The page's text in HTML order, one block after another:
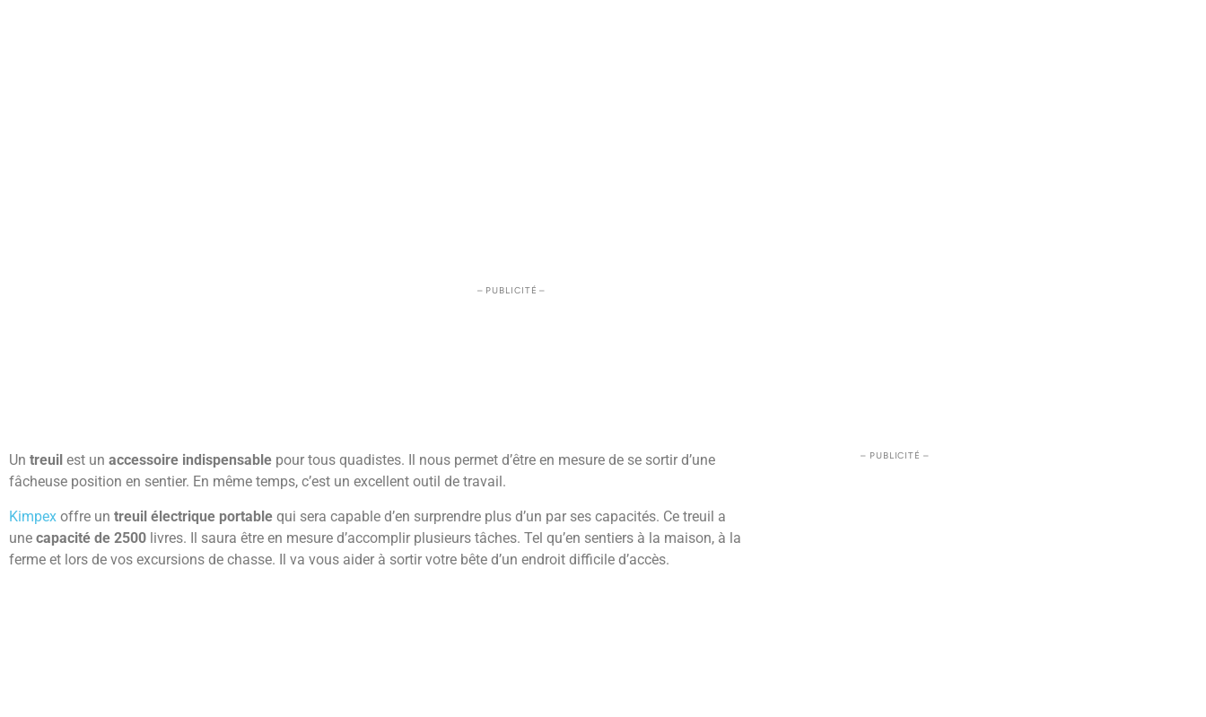
– PUBLICITÉ –
Un treuil est un accessoire indispensable pour tous quadistes. Il nous permet d’être en mesure de se sortir d’une
fâcheuse position en sentier. En même temps, c’est un excellent outil de travail.
Kimpex offre un treuil électrique portable qui sera capable d’en surprendre plus d’un par ses capacités. Ce treuil a
une capacité de 2500 livres. Il saura être en mesure d’accomplir plusieurs tâches. Tel qu’en sentiers à la maison, à la
ferme et lors de vos excursions de chasse. Il va vous aider à sortir votre bête d’un endroit difficile d’accès.
– PUBLICITÉ –